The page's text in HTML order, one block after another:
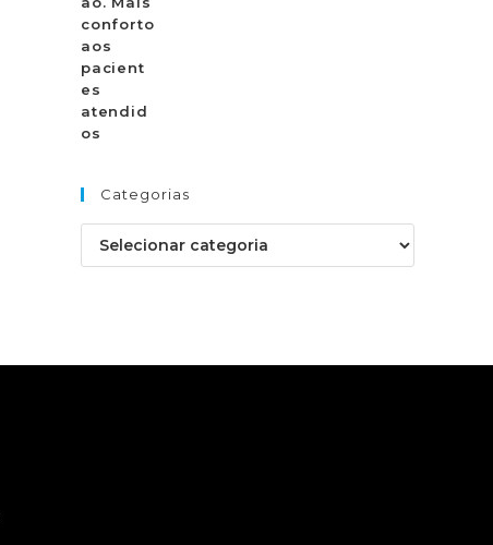
Categorias